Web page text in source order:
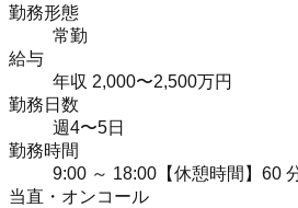
勤務形態
常勤
給与
年収 2,000〜2,500万円
勤務日数
週4〜5日
勤務時間
9:00 ～ 18:00【休憩時間】60
当直・オンコール